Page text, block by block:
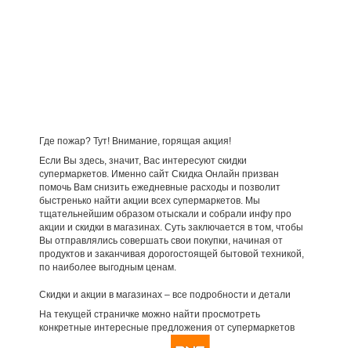
Где пожар? Тут! Внимание, горящая акция!
Если Вы здесь, значит, Вас интересуют скидки
супермаркетов. Именно сайт Скидка Онлайн призван
помочь Вам снизить ежедневные расходы и позволит
быстренько найти акции всех супермаркетов. Мы
тщательнейшим образом отыскали и собрали инфу про
акции и скидки в магазинах. Суть заключается в том, чтобы
Вы отправлялись совершать свои покупки, начиная от
продуктов и заканчивая дорогостоящей бытовой техникой,
по наиболее выгодным ценам.
Скидки и акции в магазинах – все подробности и детали
На текущей страничке можно найти просмотреть
конкретные интересные предложения от супермаркетов